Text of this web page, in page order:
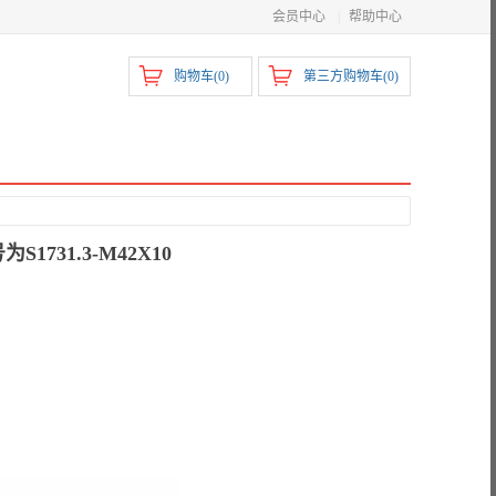
会员中心 帮助中心
第三方购物车(0)
购物车(0)
S1731.3-M42X10